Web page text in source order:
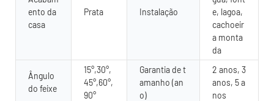
ento da
casa
Prata Instalação
e, lagoa,
cachoeir
a monta
da
Ângulo
do feixe
15°,30°,
45°,60°,
90°
Garantia de t
amanho (an
o)
2 anos, 3
anos, 5 a
nos